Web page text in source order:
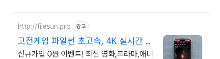
http://filesun.pro 광고
고전게임 파일썬 초고속, 4K 실시간 보
기!
신규가입 0원 이벤트! 최신 영화,드라마,애니